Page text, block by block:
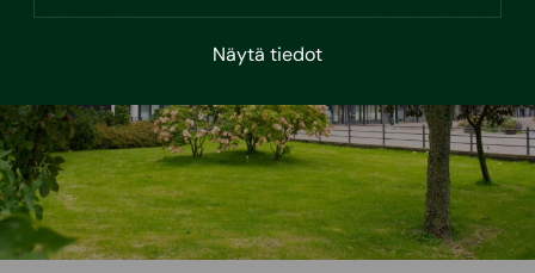
Näytä tiedot